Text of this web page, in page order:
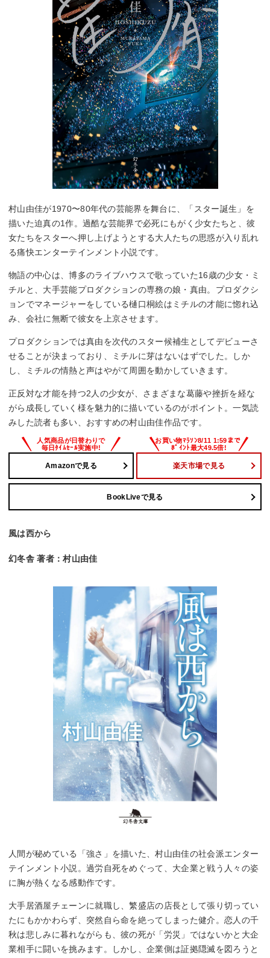
村山由佳が1970〜80年代の芸能界を舞台に、「スター誕生」を
描いた迫真の1作。過酷な芸能界で必死にもがく少女たちと、彼
女たちをスターへ押し上げようとする大人たちの思惑が入り乱れ
る痛快エンターテインメント小説です。
物語の中心は、博多のライブハウスで歌っていた16歳の少女・ミ
チルと、大手芸能プロダクションの専務の娘・真由。プロダクシ
ョンでマネージャーをしている樋口桐絵はミチルの才能に惚れ込
み、会社に無断で彼女を上京させます。
プロダクションでは真由を次代のスター候補生としてデビューさ
せることが決まっており、ミチルに芽はないはずでした。しか
し、ミチルの情熱と声はやがて周囲を動かしていきます。
正反対な才能を持つ2人の少女が、さまざまな葛藤や挫折を経な
がら成長していく様を魅力的に描いているのがポイント。一気読
みした読者も多い、おすすめの村山由佳作品です。
Amazonで見る 楽天市場で見る
BookLiveで見る
風は西から
幻冬舎 著者：村山由佳
人間が秘めている「強さ」を描いた、村山由佳の社会派エンター
テインメント小説。過労自死をめぐって、大企業と戦う人々の姿
に胸が熱くなる感動作です。
大手居酒屋チェーンに就職し、繁盛店の店長として張り切ってい
たにもかかわらず、突然自ら命を絶ってしまった健介。恋人の千
秋は悲しみに暮れながらも、彼の死が「労災」ではないかと大企
業相手に闘いを挑みます。しかし、企業側は証拠隠滅を図ろうと